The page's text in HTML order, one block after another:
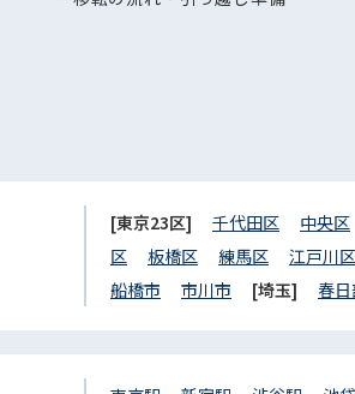
[東京23区] 千代田区 中央区
区
板橋区 練馬区 江戸川区
船橋市
市川市 [埼玉] 春